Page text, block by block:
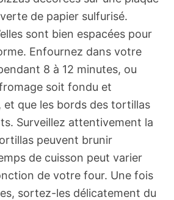
de papier sulfurisé.
sont bien espacées pour
Enfournez dans votre
8 à 12 minutes, ou
fromage soit fondu et
et que les bords des tortillas
Surveillez attentivement la
peuvent brunir
de cuisson peut varier
de votre four. Une fois
sortez-les délicatement du